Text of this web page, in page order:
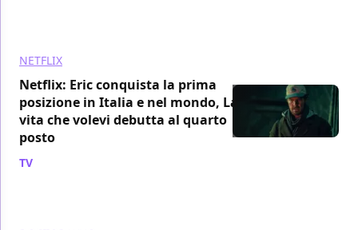
NETFLIX
Netflix: Eric conquista la prima
posizione in Italia e nel mondo, La
vita che volevi debutta al quarto
posto
TV